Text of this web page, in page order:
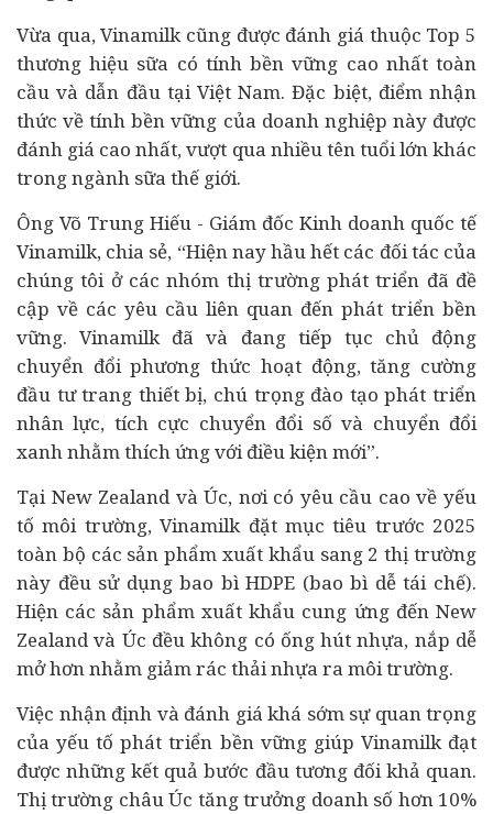
Vừa qua, Vinamilk cũng được đánh giá thuộc Top 5
thương hiệu sữa có tính bền vững cao nhất toàn
cầu và dẫn đầu tại Việt Nam. Đặc biệt, điểm nhận
thức về tính bền vững của doanh nghiệp này được
đánh giá cao nhất, vượt qua nhiều tên tuổi lớn khác
trong ngành sữa thế giới.
Ông Võ Trung Hiếu - Giám đốc Kinh doanh quốc tế
Vinamilk, chia sẻ, “Hiện nay hầu hết các đối tác của
chúng tôi ở các nhóm thị trường phát triển đã đề
cập về các yêu cầu liên quan đến phát triển bền
vững. Vinamilk đã và đang tiếp tục chủ động
chuyển đổi phương thức hoạt động, tăng cường
đầu tưtrang thiết bị, chú trọng đào tạo phát triển
nhân lực, tích cực chuyển đổi số và chuyển đổi
xanh nhằm thích ứng với điều kiện mới”.
Tại New Zealand và Úc, nơi có yêu cầu cao về yếu
tố môi trường, Vinamilk đặt mục tiêu trước 2025
toàn bộ các sản phẩm xuất khẩu sang 2 thị trường
này đều sử dụng bao bì HDPE (bao bì dễ tái chế).
Hiện các sản phẩm xuất khẩu cung ứng đến New
Zealand và Úc đều không có ống hút nhựa, nắp dễ
mở hơn nhằm giảm rác thải nhựa ra môi trường.
Việc nhận định và đánh giá khá sớm sự quan trọng
của yếu tố phát triển bền vững giúp Vinamilk đạt
được những kết quả bước đầu tương đối khả quan.
Thị trường châu Úc tăng trưởng doanh số hơn 10%